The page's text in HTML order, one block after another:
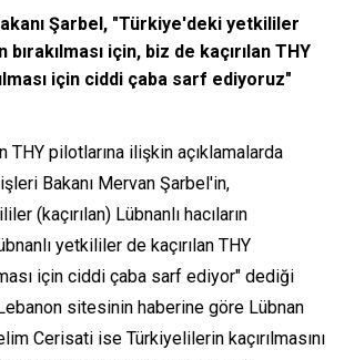
Şarbel, "Türkiye'deki yetkililer
bırakılması için, biz de kaçırılan THY
için ciddi çaba sarf ediyoruz"
THY pilotlarına ilişkin açıklamalarda
Bakanı Mervan Şarbel'in,
(kaçırılan) Lübnanlı hacıların
yetkililer de kaçırılan THY
için ciddi çaba sarf ediyor" dediği
sitesinin haberine göre Lübnan
Cerisati ise Türkiyelilerin kaçırılmasını